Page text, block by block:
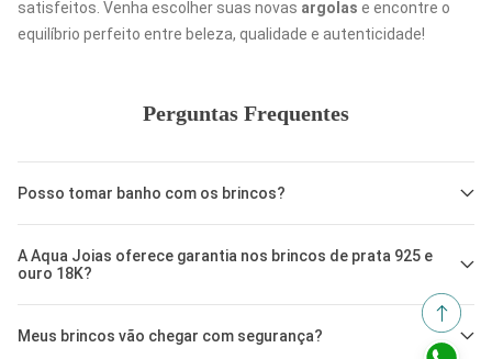
satisfeitos. Venha escolher suas novas argolas e encontre o
equilíbrio perfeito entre beleza, qualidade e autenticidade!
Perguntas Frequentes
Posso tomar banho com os brincos?
banho com eles. Sabonetes e produtos químicos aceleram a
oxidação (escurecimento) da prata e podem danificar o ouro ou
A Aqua Joias oferece garantia nos brincos de prata 925 e
ouro 18K?
Todas as joias acompanham um Certificado de Garantia. Este
documento atesta a qualidade e a origem dos metais preciosos
Meus brincos vão chegar com segurança?